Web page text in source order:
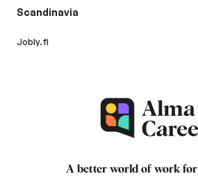
Scandinavia
Jobly.fi
A better world of work for